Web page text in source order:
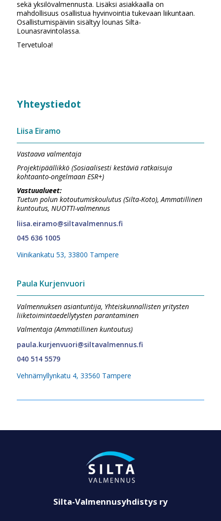
sekä yksilövalmennusta. Lisäksi asiakkaalla on
mahdollisuus osallistua hyvinvointia tukevaan liikuntaan.
Osallistumispäiviin sisältyy lounas Silta-
Lounasravintolassa.
Tervetuloa!
Yhteystiedot
Liisa Eiramo
Vastaava valmentaja
Projektipäällikkö (Sosiaalisesti kestäviä ratkaisuja
kohtaanto-ongelmaan ESR+)
Vastuualueet:
Tuetun polun kotoutumiskoulutus (Silta-Koto), Ammatillinen
kuntoutus, NUOTTI-valmennus
liisa.eiramo@siltavalmennus.fi
045 636 1005
Viinikankatu 53, 33800 Tampere
Paula Kurjenvuori
Valmennuksen asiantuntija, Yhteiskunnallisten yritysten
liiketoimintaedellytysten parantaminen
Valmentaja (Ammatillinen kuntoutus)
paula.kurjenvuori@siltavalmennus.fi
040 514 5579
Vehnämyllynkatu 4, 33560 Tampere
Silta-Valmennusyhdistys ry